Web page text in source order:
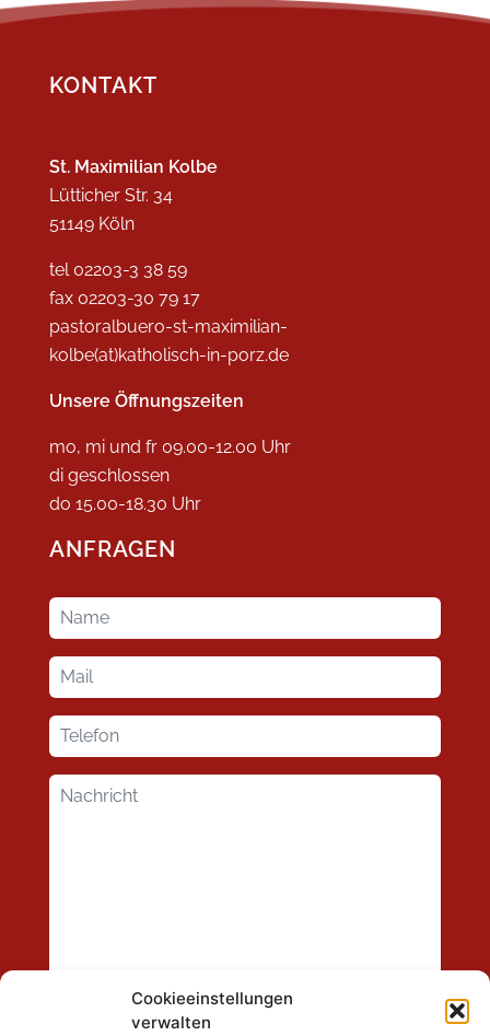
Cookieeinstellungen
verwalten
KONTAKT
St. Maximilian Kolbe
Lütticher Str. 34
51149 Köln
tel 02203-3 38 59
fax 02203-30 79 17
pastoralbuero-st-maximilian-
kolbe(at)katholisch-in-porz.de
Unsere Öffnungszeiten
mo, mi und fr 09.00-12.00 Uhr
di geschlossen
do 15.00-18.30 Uhr
ANFRAGEN